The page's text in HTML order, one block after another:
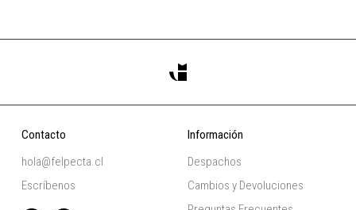
Contacto
hola@felpecta.cl
Escríbenos
Información
Despachos
Cambios y Devoluciones